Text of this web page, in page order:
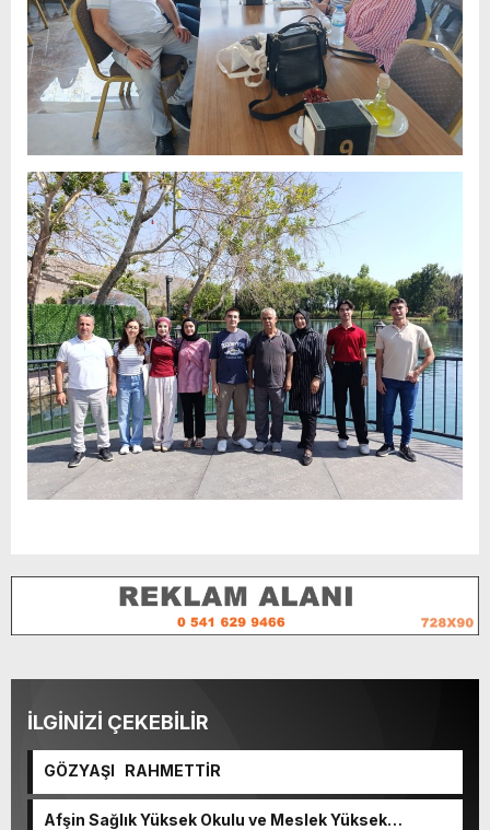
İLGİNİZİ ÇEKEBİLİR
GÖZYAŞI RAHMETTİR
Afşin Sağlık Yüksek Okulu ve Meslek Yüksek